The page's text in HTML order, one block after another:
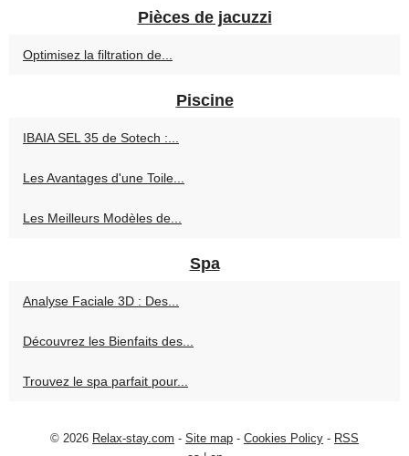
Pièces de jacuzzi
Optimisez la filtration de...
Piscine
IBAIA SEL 35 de Sotech :...
Les Avantages d'une Toile...
Les Meilleurs Modèles de...
Spa
Analyse Faciale 3D : Des...
Découvrez les Bienfaits des...
Trouvez le spa parfait pour...
© 2026 Relax-stay.com - Site map - Cookies Policy - RSS